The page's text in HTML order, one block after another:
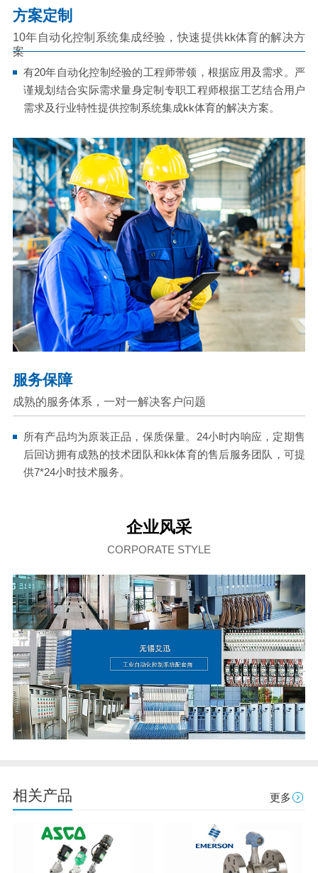
方案定制
10年自动化控制系统集成经验，快速提供kk体育的解决方
案
有20年自动化控制经验的工程师带领，根据应用及需求。严
谨规划结合实际需求量身定制专职工程师根据工艺结合用户
需求及行业特性提供控制系统集成kk体育的解决方案。
服务保障
成熟的服务体系，一对一解决客户问题
所有产品均为原装正品，保质保量。24小时内响应，定期售
后回访拥有成熟的技术团队和kk体育的售后服务团队，可提
供7*24小时技术服务。
企业风采
CORPORATE STYLE
相关产品 更多